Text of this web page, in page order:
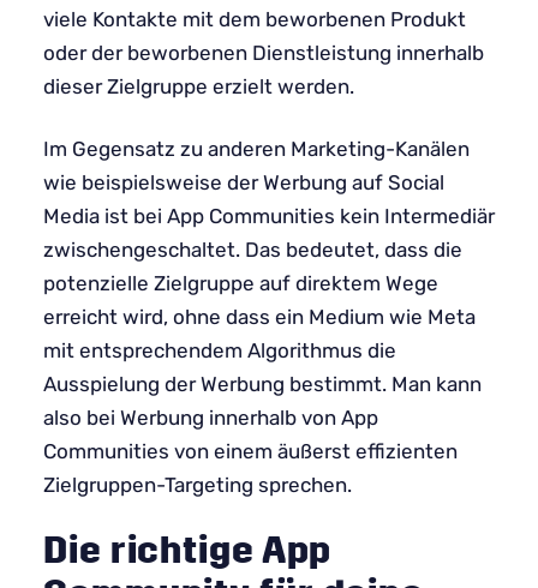
viele Kontakte mit dem beworbenen Produkt
oder der beworbenen Dienstleistung innerhalb
dieser Zielgruppe erzielt werden.
Im Gegensatz zu anderen Marketing-Kanälen
wie beispielsweise der Werbung auf Social
Media ist bei App Communities kein Intermediär
zwischengeschaltet. Das bedeutet, dass die
potenzielle Zielgruppe auf direktem Wege
erreicht wird, ohne dass ein Medium wie Meta
mit entsprechendem Algorithmus die
Ausspielung der Werbung bestimmt. Man kann
also bei Werbung innerhalb von App
Communities von einem äußerst effizienten
Zielgruppen-Targeting sprechen.
Die richtige App